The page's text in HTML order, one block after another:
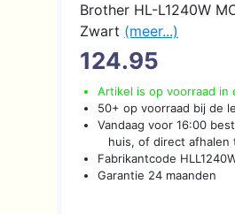
Brother HL-L1240W
Zwart (meer...)
124.95
Artikel is op voorraad in
50+ op voorraad bij de
Vandaag voor 16:00
huis, of direct afhalen
Fabrikantcode
Garantie 24 maanden